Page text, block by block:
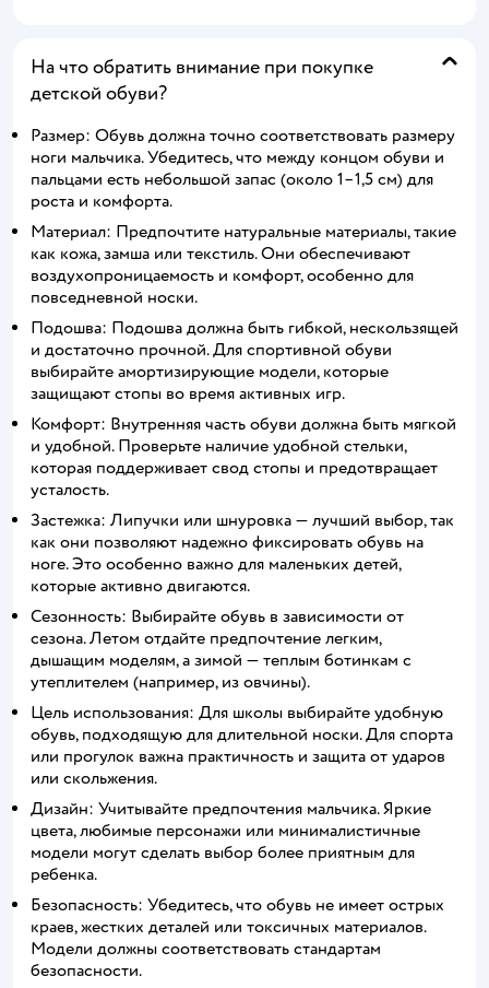
На что обратить внимание при покупке
детской обуви?
Размер: Обувь должна точно соответствовать размеру
ноги мальчика. Убедитесь, что между концом обуви и
пальцами есть небольшой запас (около 1–1,5 см) для
роста и комфорта.
Материал: Предпочтите натуральные материалы, такие
как кожа, замша или текстиль. Они обеспечивают
воздухопроницаемость и комфорт, особенно для
повседневной носки.
Подошва: Подошва должна быть гибкой, нескользящей
и достаточно прочной. Для спортивной обуви
выбирайте амортизирующие модели, которые
защищают стопы во время активных игр.
Комфорт: Внутренняя часть обуви должна быть мягкой
и удобной. Проверьте наличие удобной стельки,
которая поддерживает свод стопы и предотвращает
усталость.
Застежка: Липучки или шнуровка — лучший выбор, так
как они позволяют надежно фиксировать обувь на
ноге. Это особенно важно для маленьких детей,
которые активно двигаются.
Сезонность: Выбирайте обувь в зависимости от
сезона. Летом отдайте предпочтение легким,
дышащим моделям, а зимой — теплым ботинкам с
утеплителем (например, из овчины).
Цель использования: Для школы выбирайте удобную
обувь, подходящую для длительной носки. Для спорта
или прогулок важна практичность и защита от ударов
или скольжения.
Дизайн: Учитывайте предпочтения мальчика. Яркие
цвета, любимые персонажи или минималистичные
модели могут сделать выбор более приятным для
ребенка.
Безопасность: Убедитесь, что обувь не имеет острых
краев, жестких деталей или токсичных материалов.
Модели должны соответствовать стандартам
безопасности.